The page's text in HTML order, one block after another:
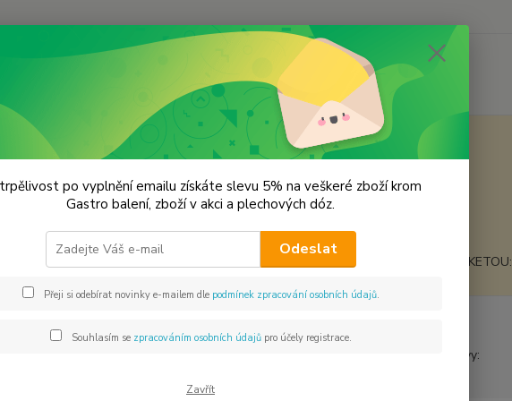
Plechové dózy - kořenky Cukřenka - kořenka plechová. Černá
- kořenka plechová. Černá
CHCI OPATŘIT ETIKETOU:
Množstevní slevy:
po vyplnění emailu získáte slevu 5% na veškeré zboží krom
Gastro balení, zboží v akci a plechových dóz.
Odeslat
Přeji si odebírat novinky e-mailem dle podmínek zpracování osobních údajů.
Souhlasím se zpracováním osobních údajůpro účely registrace.
Zavřít